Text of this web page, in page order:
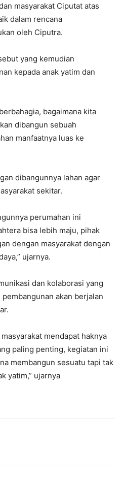
masyarakat Ciputat atas
dalam rencana
oleh Ciputra.
yang kemudian
kepada anak yatim dan
bagaimana kita
dibangun sebuah
manfaatnya luas ke
dibangunnya lahan agar
sekitar.
perumahan ini
bisa lebih maju, pihak
dengan masyarakat dengan
ujarnya.
dan kolaborasi yang
akan berjalan
mendapat haknya
paling penting, kegiatan ini
membangun sesuatu tapi tak
yatim,” ujarnya